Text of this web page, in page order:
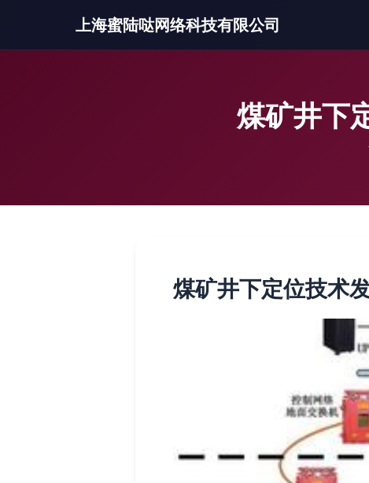
上海蜜陆哒网络科技有限公司
煤矿井下
煤矿井下定位技术